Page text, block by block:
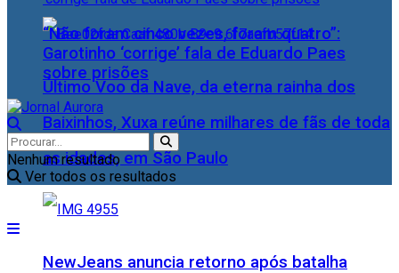
Último Voo da Nave, da eterna rainha dos
Baixinhos, Xuxa reúne milhares de fãs de toda
as idades, em São Paulo
NewJeans anuncia retorno após batalha
“Não foram cinco vezes, foram quatro”:
Garotinho ‘corrige’ fala de Eduardo Paes
sobre prisões
Nenhum resultado
Ver todos os resultados